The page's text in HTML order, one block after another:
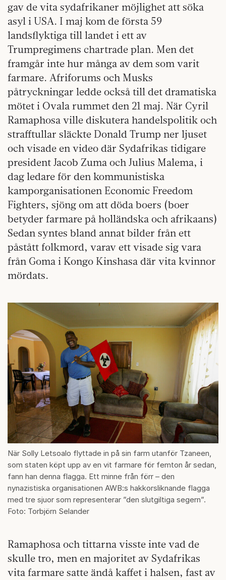
gav de vita sydafrikaner möjlighet att söka
asyl i USA. I maj kom de första 59
landsflyktiga till landet i ett av
Trumpregimens chartrade plan. Men det
framgår inte hur många av dem som varit
farmare. Afriforums och Musks
påtryckningar ledde också till det dramatiska
mötet i Ovala rummet den 21 maj. När Cyril
Ramaphosa ville diskutera handelspolitik och
strafftullar släckte Donald Trump ner ljuset
och visade en video där Sydafrikas tidigare
president Jacob Zuma och Julius Malema, i
dag ledare för den kommunistiska
kamporganisationen Economic Freedom
Fighters, sjöng om att döda boers (boer
betyder farmare på holländska och afrikaans)
Sedan syntes bland annat bilder från ett
påstått folkmord, varav ett visade sig vara
från Goma i Kongo Kinshasa där vita kvinnor
mördats.
När Solly Letsoalo flyttade in på sin farm utanför Tzaneen,
som staten köpt upp av en vit farmare för femton år sedan,
fann han denna flagga. Ett minne från förr – den
nynazistiska organisationen AWB:s hakkorsliknande flagga
med tre sjuor som representerar ”den slutgiltiga segern”.
Foto: Torbjörn Selander
Ramaphosa och tittarna visste inte vad de
skulle tro, men en majoritet av Sydafrikas
vita farmare satte ändå kaffet i halsen, fast av